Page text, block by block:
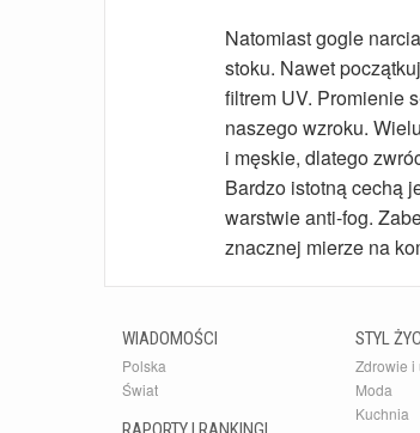
Natomiast gogle
stoku. Nawet
filtrem UV. Promienie
naszego wzroku.
i męskie, dlatego
Bardzo istotną cechą
warstwie anti-fog.
znacznej mierze na
WIADOMOŚCI
Polska
Świat
STYL
Zdrowie i
Moda
Kuchnia